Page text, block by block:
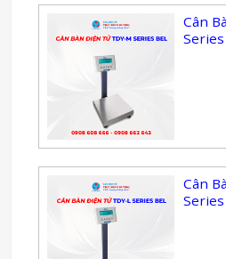
Cân
Series
Cân
Series